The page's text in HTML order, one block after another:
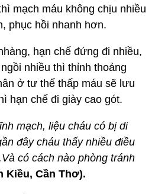
mạch máu không chịu nhiều
phục hồi nhanh hơn.
hạn chế đứng đi nhiều,
nhiều thì thỉnh thoảng
ở tư thế thấp máu sẽ lưu
hạn chế đi giày cao gót.
mạch, liệu cháu có bị di
đây cháu thấy nhiều điều
có cách nào phòng tránh
Kiều, Cần Thơ).